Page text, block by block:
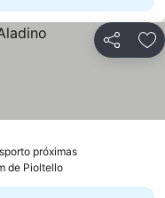
Partilhar
próximasVer preços
de Pioltello